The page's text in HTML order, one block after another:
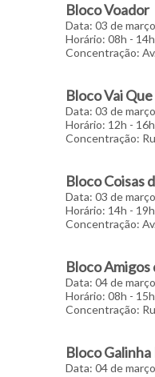
Bloco Voador
Data: 03 de
Horário: 08h - 14h
Concentração:
Bloco Vai
Data: 03 de
Horário: 12h - 16h
Concentração:
Bloco Coisas
Data: 03 de
Horário: 14h - 19h
Concentração:
Bloco Amigos
Data: 04 de
Horário: 08h - 15h
Concentração:
Bloco
Data: 04 de